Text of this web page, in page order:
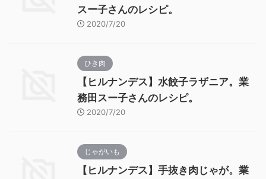
スー子さんのレシピ。
2020/7/20
ひき肉
【ヒルナンデス】水餃子ラザニア。業
務田スー子さんのレシピ。
2020/7/20
じゃがいも
【ヒルナンデス】手抜き肉じゃが。業